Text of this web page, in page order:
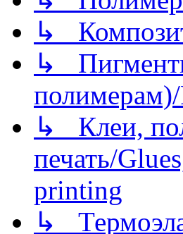
↳
↳
↳ Клеи,
печать/
printing
↳